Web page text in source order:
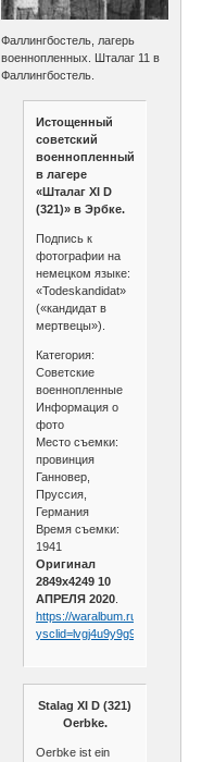
Фаллингбостель, лагерь
военнопленных. Шталаг 11 в
Фаллингбостель.
Истощенный
советский
военнопленный
в лагере
«Шталаг XI D
(321)» в Эрбке.
Подпись к
фотографии на
немецком языке:
«Todeskandidat»
(«кандидат в
мертвецы»).
Категория:
Советские
военнопленные
Информация о
фото
Место съемки:
провинция
Ганновер,
Пруссия,
Германия
Время съемки:
1941
Оригинал
2849x4249 10
АПРЕЛЯ 2020.
https://waralbum.ru/386355/?
ysclid=lvgj4u9y9g952150791
Stalag XI D (321)
Oerbke.
Oerbke ist ein